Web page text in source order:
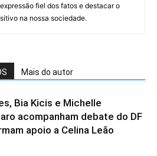
fiel dos fatos e destacar o
na nossa sociedade.
Mais do autor
Bia Kicis e Michelle
acompanham debate do DF
apoio a Celina Leão